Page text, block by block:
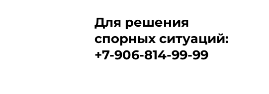
Для решения
спорных ситуаций:
+7-906-814-99-99